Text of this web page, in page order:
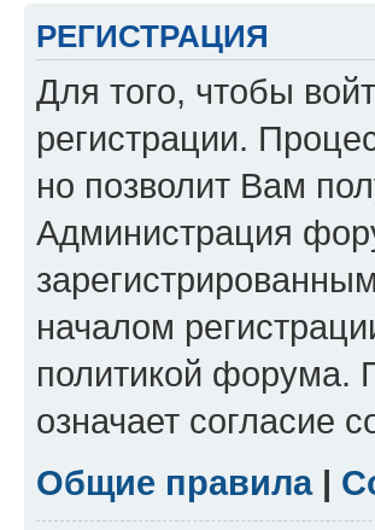
РЕГИСТРАЦИЯ
Для того, чтобы
регистрации.
но позволит Вам
Администрация
началом
политикой форума.
означает согласие
Общие правила|